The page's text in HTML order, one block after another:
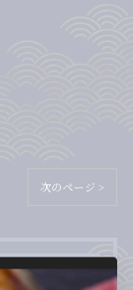
次のページ >
Categories